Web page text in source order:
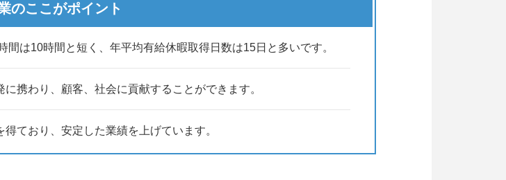
のここがポイント
間は10時間と短く、年平均有給休暇取得日数は15日と多いです。
携わり、顧客、社会に貢献することができます。
ており、安定した業績を上げています。